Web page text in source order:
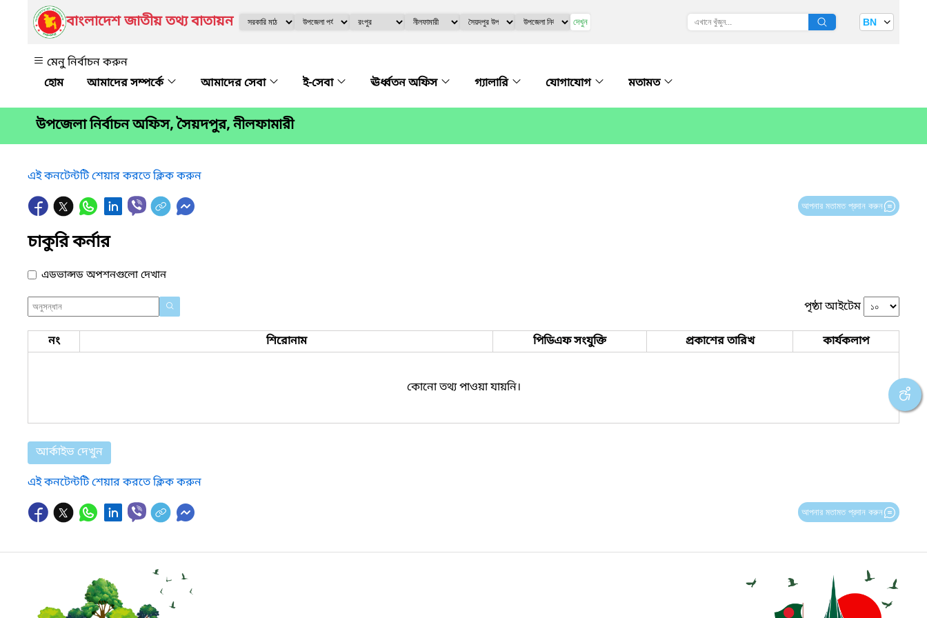
বাংলাদেশ জাতীয় তথ্য বাতায়ন দেখুন BN
মেনু নির্বাচন করুন
আমাদের সম্পর্কে
আমাদের সেবা ই-সেবা ঊর্ধ্বতন অফিস গ্যালারি যোগাযোগ মতামত
উপজেলা নির্বাচন অফিস, সৈয়দপুর, নীলফামারী
এই কনটেন্টটি শেয়ার করতে ক্লিক করুন
আপনার মতামত প্রদান করুন
চাকুরি কর্নার
এডভান্সড অপশনগুলো দেখান
পৃষ্ঠা আইটেম
নং শিরোনাম পিডিএফ সংযুক্তি প্রকাশের তারিখ কার্যকলাপ
কোনো তথ্য পাওয়া যায়নি।
আর্কাইভ দেখুন
এই কনটেন্টটি শেয়ার করতে ক্লিক করুন
আপনার মতামত প্রদান করুন